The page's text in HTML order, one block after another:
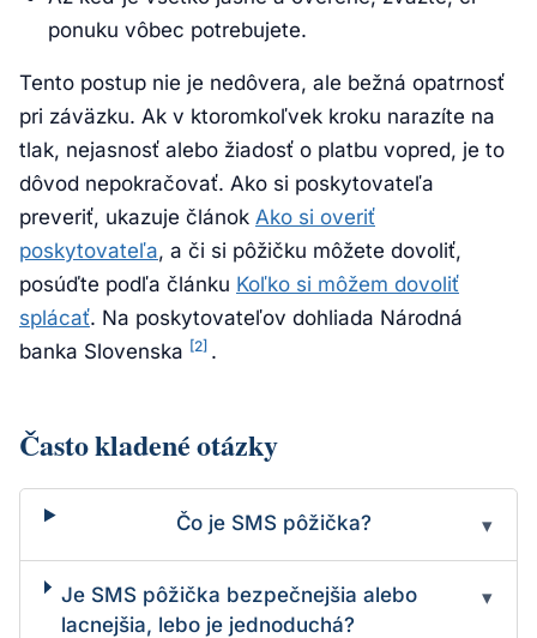
ponuku vôbec potrebujete.
Tento postup nie je nedôvera, ale bežná opatrnosť
pri záväzku. Ak v ktoromkoľvek kroku narazíte na
tlak, nejasnosť alebo žiadosť o platbu vopred, je to
dôvod nepokračovať. Ako si poskytovateľa
preveriť, ukazuje článok Ako si overiť
poskytovateľa, a či si pôžičku môžete dovoliť,
posúďte podľa článku Koľko si môžem dovoliť
splácať. Na poskytovateľov dohliada Národná
banka Slovenska [2] .
Často kladené otázky
Čo je SMS pôžička? ▾
Je SMS pôžička bezpečnejšia alebo
lacnejšia, lebo je jednoduchá?
▾